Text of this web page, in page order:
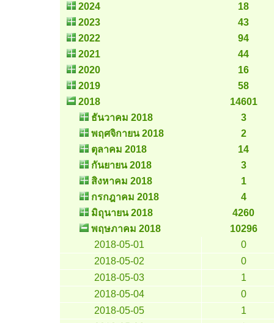
2024
18
2023
43
2022
94
2021
44
2020
16
2019
58
2018
14601
ธันวาคม 2018
3
พฤศจิกายน 2018
2
ตุลาคม 2018
14
กันยายน 2018
3
สิงหาคม 2018
1
กรกฎาคม 2018
4
มิถุนายน 2018
4260
พฤษภาคม 2018
10296
2018-05-01
0
2018-05-02
0
2018-05-03
1
2018-05-04
0
2018-05-05
1